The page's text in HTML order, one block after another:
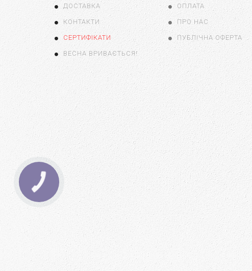
ДОСТАВКА ОПЛАТА
КОНТАКТИ ПРО НАС
СЕРТИФІКАТИ ПУБЛІЧНА ОФЕРТА
ВЕСНА ВРИВАЄТЬСЯ!
КНОПКА
ЗВ'ЯЗКУ